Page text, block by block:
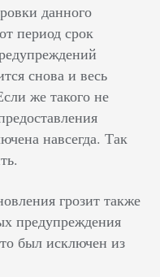
данного
период срок
снова и весь
же такого не
навсегда. Так
грозит также
предупреждения
был исключен из